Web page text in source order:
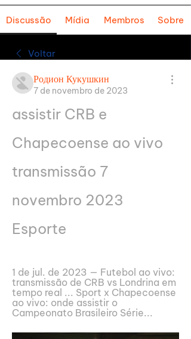
Discussão Mídia Membros Sobre
Voltar
Родион Кукушкин
7 de novembro de 2023
assistir CRB e
Chapecoense ao vivo
transmissão 7
novembro 2023
Esporte
1 de jul. de 2023 — Futebol ao vivo:
transmissão de CRB vs Londrina em
tempo real ... Sport x Chapecoense
ao vivo: onde assistir o
Campeonato Brasileiro Série...